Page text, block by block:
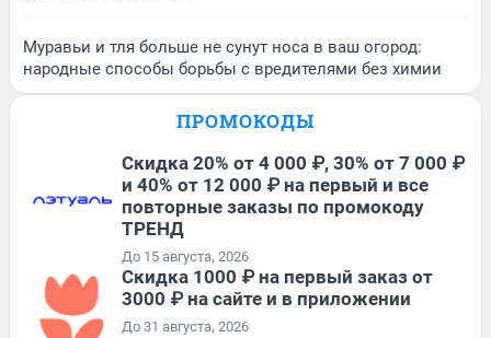
Муравьи и тля больше не сунут носа в ваш огород:
народные способы борьбы с вредителями без химии
ПРОМОКОДЫ
Скидка 20% от 4 000 ₽, 30% от 7 000 ₽
и 40% от 12 000 ₽ на первый и все
повторные заказы по промокоду
ТРЕНД
До 15 августа, 2026
Скидка 1000 ₽ на первый заказ от
3000 ₽ на сайте и в приложении
До 31 августа, 2026